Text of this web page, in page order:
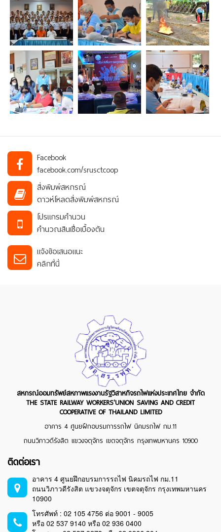
Facebook
facebook.com/srusctcoop
สิ่งพิมพ์สหกรณ์
ดาวห์โหลดสิ่งพิมพ์สหกรณ์
โปรแกรมคำนวน
คำนวณสินเชื่อเบื้องต้น
แจ้งข้อเสนอแนะ
คลิกที่นี่
สหกรณ์ออมทรัพย์สหภาพแรงงานรัฐวิสาหกิจรถไฟแห่งประเทศไทย จำกัด
THE STATE RAILWAY WORKERS'UNION SAVING AND CREDIT
COOPERATIVE OF THAILAND LIMITED
อาคาร 4 ศูนยฝึกอบรมการรถไฟ นิคมรถไฟ กม.11
ถนนวิภาวดีรังสิต แขวงจตุจักร เขตจตุจักร กรุงเทพมหานคร 10900
ติดต่อเรา
อาคาร 4 ศูนยฝึกอบรมการรถไฟ นิคมรถไฟ กม.11
ถนนวิภาวดีรังสิต แขวงจตุจักร เขตจตุจักร กรุงเทพมหานคร
10900
โทรศัพท์ : 02 105 4756 ต่อ 9001 - 9005
หรือ 02 537 9140 หรือ 02 936 0400